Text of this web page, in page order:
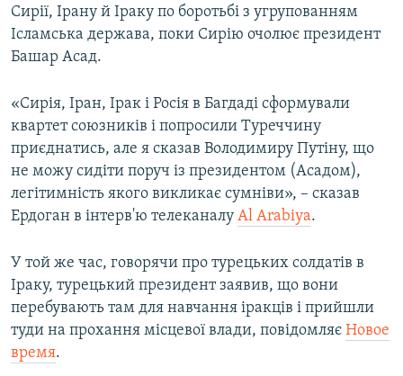
Усі сайти RFE/RL
Сирії, Ірану й Іраку по боротьбі з угрупованням
Ісламська держава, поки Сирію очолює президент
Башар Асад.
«Сирія, Іран, Ірак і Росія в Багдаді сформували
квартет союзників і попросили Туреччину
приєднатись, але я сказав Володимиру Путіну, що
не можу сидіти поруч із президентом (Асадом),
легітимність якого викликає сумніви», – сказав
Ердоган в інтерв'ю телеканалу Al Arabiya.
У той же час, говорячи про турецьких солдатів в
Іраку, турецький президент заявив, що вони
перебувають там для навчання іракців і прийшли
туди на прохання місцевої влади, повідомляє Новое
время.